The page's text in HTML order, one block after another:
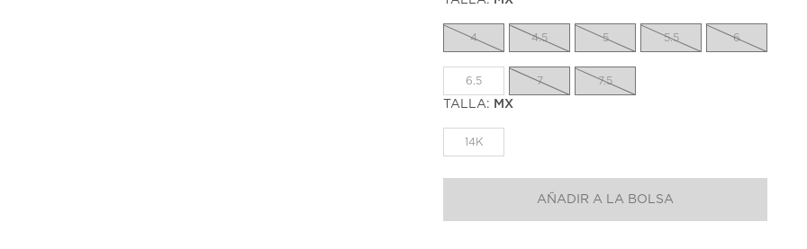
la
misma
4 4.5 5 5.5 6
6.5 7 7.5
TALLA: MX
14K
AÑADIR A LA BOLSA